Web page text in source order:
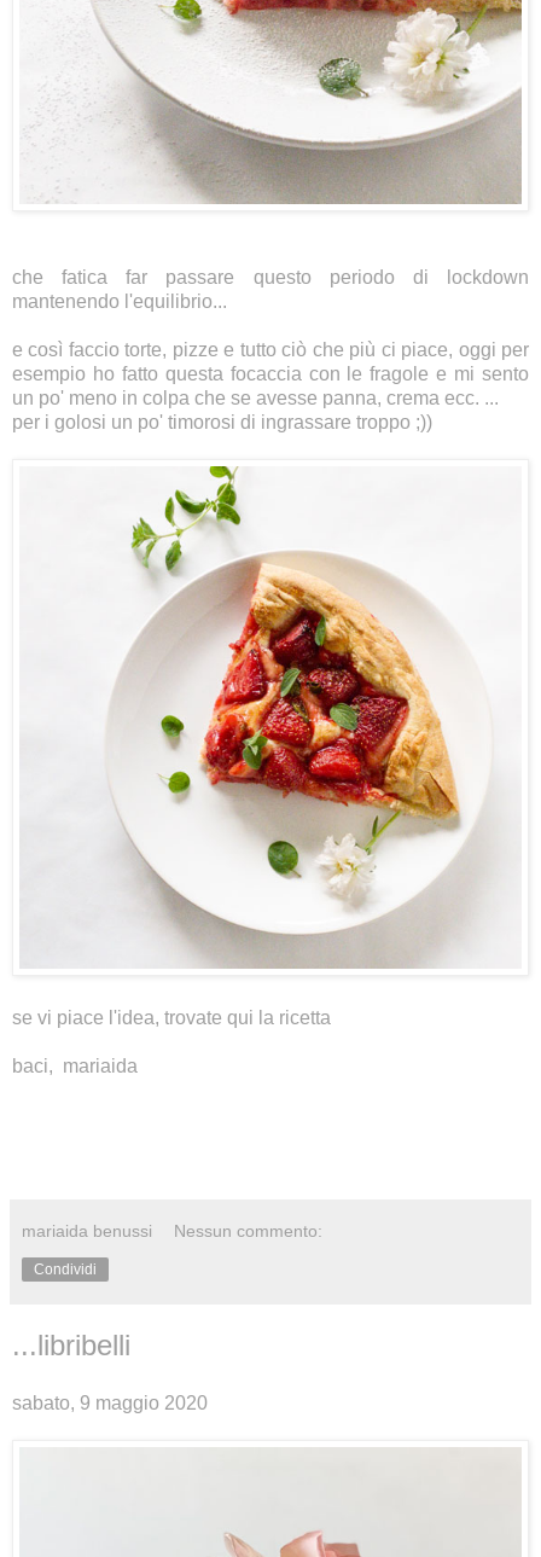
che fatica far passare questo periodo di lockdown
mantenendo l'equilibrio...
e così faccio torte, pizze e tutto ciò che più ci piace, oggi per
esempio ho fatto questa focaccia con le fragole e mi sento
un po' meno in colpa che se avesse panna, crema ecc. ...
per i golosi un po' timorosi di ingrassare troppo ;))
se vi piace l'idea, trovate qui la ricetta
baci, mariaida
mariaida benussi Nessun commento:
Condividi
...libribelli
sabato, 9 maggio 2020